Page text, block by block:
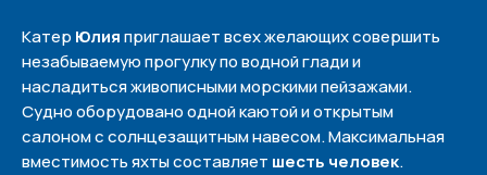
Катер Юлияприглашает всех желающих совершить
незабываемую прогулку по водной глади и
насладиться живописными морскими пейзажами.
Судно оборудовано одной каютой и открытым
салоном с солнцезащитным навесом. Максимальная
вместимость яхты составляет шесть человек.